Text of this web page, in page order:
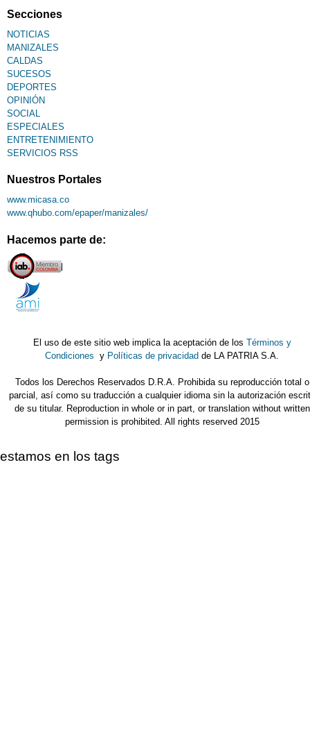
Secciones
NOTICIAS
MANIZALES
CALDAS
SUCESOS
DEPORTES
OPINIÓN
SOCIAL
ESPECIALES
ENTRETENIMIENTO
SERVICIOS RSS
Nuestros Portales
www.micasa.co
www.qhubo.com/epaper/manizales/
Hacemos parte de:
El uso de este sitio web implica la aceptación de los Términos y
Condiciones y Políticas de privacidad de LA PATRIA S.A.
Todos los Derechos Reservados D.R.A. Prohibida su reproducción total o
parcial, así como su traducción a cualquier idioma sin la autorización
de su titular. Reproduction in whole or in part, or translation without written
permission is prohibited. All rights reserved 2015
estamos en los tags